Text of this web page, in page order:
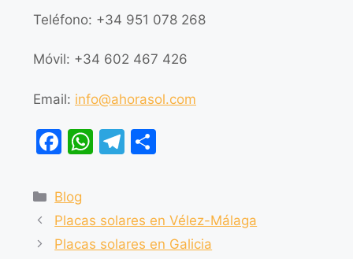
Teléfono: +34 951 078 268
Móvil: +34 602 467 426
Email: info@ahorasol.com
F
c
e
b
W
s
A
T
gr
a
p
ar
Blog
Placas solares en Vélez-Málaga
Placas solares en Galicia